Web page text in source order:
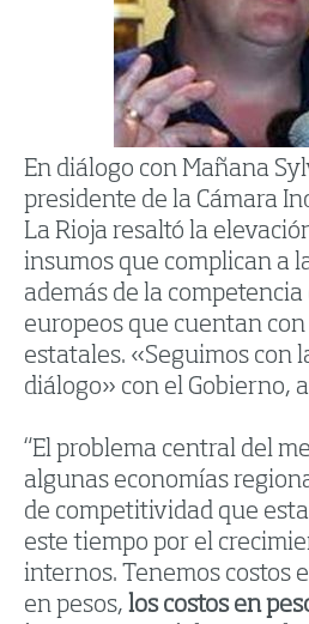
En diálogo con Mañana
presidente de la Cámara
La Rioja resaltó la
insumos que complican a
además de la competencia
europeos que cuentan
estatales. «Seguimos con
diálogo» con el Gobierno,
“El problema central del
algunas economías
de competitividad que
este tiempo por el
internos. Tenemos costos
en pesos, los costos en